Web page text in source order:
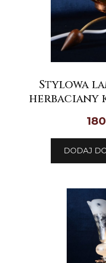
Stylowa
herbaciany
DODAJ